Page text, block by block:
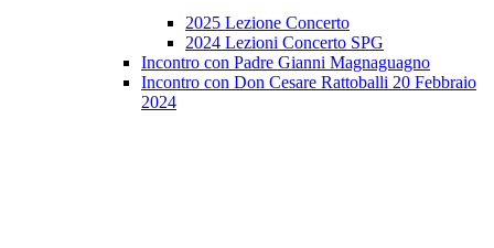
2025 Lezione Concerto
2024 Lezioni Concerto SPG
Incontro con Padre Gianni Magnaguagno
Incontro con Don Cesare Rattoballi 20 Febbraio
2024